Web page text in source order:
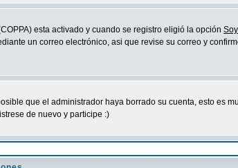
esta activado y cuando se registro eligió la opción
un correo electrónico, asi que revise su correo y
que el administrador haya borrado su cuenta, esto es
de nuevo y participe :)